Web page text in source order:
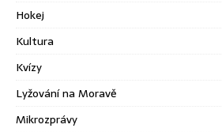
Hokej
Kultura
Kvízy
Lyžování na Moravě
Mikrozprávy